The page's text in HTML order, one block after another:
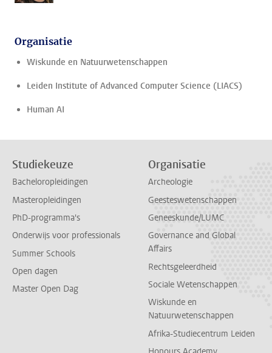
Organisatie
Wiskunde en Natuurwetenschappen
Leiden Institute of Advanced Computer Science (LIACS)
Human AI
Studiekeuze
Bacheloropleidingen
Masteropleidingen
PhD-programma's
Onderwijs voor professionals
Summer Schools
Open dagen
Master Open Dag
Organisatie
Archeologie
Geesteswetenschappen
Geneeskunde/LUMC
Governance and Global
Affairs
Rechtsgeleerdheid
Sociale Wetenschappen
Wiskunde en
Natuurwetenschappen
Afrika-Studiecentrum Leiden